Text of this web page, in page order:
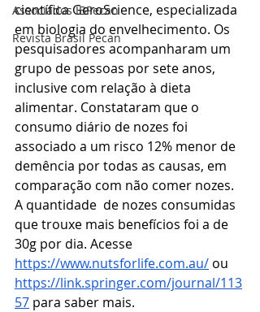
Associados IBPecan
Revista Brasil Pecan
científica GeroScience, especializada
em biologia do envelhecimento. Os
pesquisadores acompanharam um
grupo de pessoas por sete anos,
inclusive com relação à dieta
alimentar. Constataram que o
consumo diário de nozes foi
associado a um risco 12% menor de
demência por todas as causas, em
comparação com não comer nozes.
A quantidade  de nozes consumidas
que trouxe mais benefícios foi a de
30g por dia. Acesse
https://www.nutsforlife.com.au/ ou
https://link.springer.com/journal/113
57 para saber mais.